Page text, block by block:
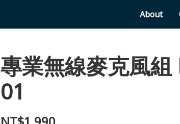
About
專業無線麥克風組
01